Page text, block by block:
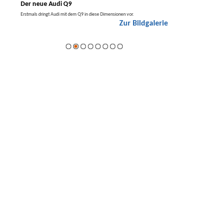
Der neue Audi Q9
Erstmals dringt Audi mit dem Q9 in diese Dimensionen vor.
Zur Bildgalerie